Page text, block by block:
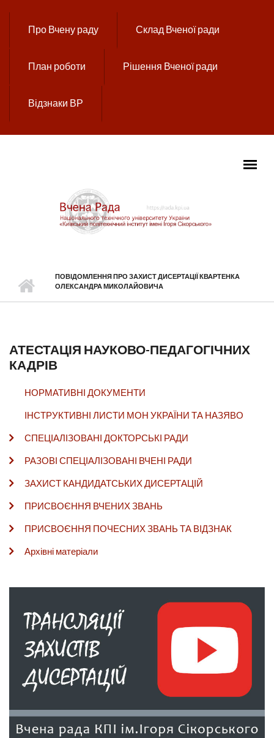
Про Вчену раду Склад Вченої ради
План роботи Рішення Вченої ради
Відзнаки ВР
ПОВІДОМЛЕННЯ ПРО ЗАХИСТ ДИСЕРТАЦІЇ КВАРТЕНКА
ОЛЕКСАНДРА МИКОЛАЙОВИЧА
АТЕСТАЦІЯ НАУКОВО-ПЕДАГОГІЧНИХ
КАДРІВ
НОРМАТИВНІ ДОКУМЕНТИ
ІНСТРУКТИВНІ ЛИСТИ МОН УКРАЇНИ ТА НАЗЯВО
СПЕЦІАЛІЗОВАНІ ДОКТОРСЬКІ РАДИ
РАЗОВІ СПЕЦІАЛІЗОВАНІ ВЧЕНІ РАДИ
ЗАХИСТ КАНДИДАТСЬКИХ ДИСЕРТАЦІЙ
ПРИСВОЄННЯ ВЧЕНИХ ЗВАНЬ
ПРИСВОЄННЯ ПОЧЕСНИХ ЗВАНЬ ТА ВІДЗНАК
Архівні матеріали